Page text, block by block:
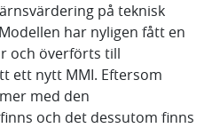
på teknisk
har nyligen fått en
och överförts till
ett nytt MMI. Eftersom
med den
och det dessutom finns